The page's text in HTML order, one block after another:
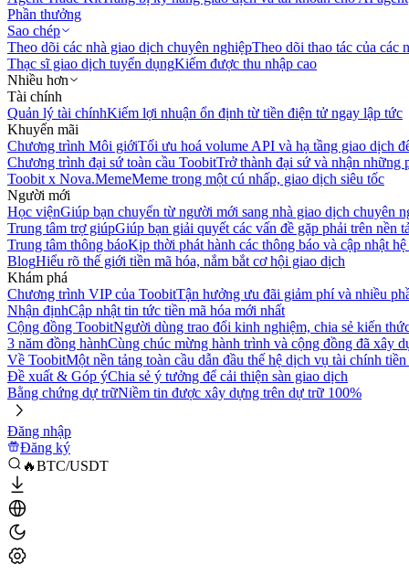
Phần thưởng
Sao chép
Theo dõi các nhà giao dịch chuyên nghiệpTheo dõi thao tác của các
Thạc sĩ giao dịch tuyển dụngKiếm được thu nhập cao
Nhiều hơn
Tài chính
Quản lý tài chínhKiếm lợi nhuận ổn định từ tiền điện tử ngay lập tức
Khuyến mãi
Chương trình Môi giớiTối ưu hoá volume API và hạ tầng giao dịch
Chương trình đại sứ toàn cầu ToobitTrở thành đại sứ và nhận những
Toobit x Nova.MemeMeme trong một cú nhấp, giao dịch siêu tốc
Người mới
Học việnGiúp bạn chuyển từ người mới sang nhà giao dịch chuyên
Trung tâm trợ giúpGiúp bạn giải quyết các vấn đề gặp phải trên nền
Trung tâm thông báoKịp thời phát hành các thông báo và cập nhật
BlogHiểu rõ thế giới tiền mã hóa, nắm bắt cơ hội giao dịch
Khám phá
Chương trình VIP của ToobitTận hưởng ưu đãi giảm phí và nhiều
Nhận địnhCập nhật tin tức tiền mã hóa mới nhất
Cộng đồng ToobitNgười dùng trao đổi kinh nghiệm, chia sẻ kiến
3 năm đồng hànhCùng chúc mừng hành trình và cộng đồng đã xây
Về ToobitMột nền tảng toàn cầu dẫn đầu thế hệ dịch vụ tài chính
Đề xuất & Góp ýChia sẻ ý tưởng để cải thiện sàn giao dịch
Bằng chứng dự trữNiềm tin được xây dựng trên dự trữ 100%
Đăng nhập
Đăng ký
🔥BTC/USDT